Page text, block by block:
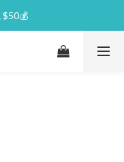
購物金回贈
$50💰
購物金回贈